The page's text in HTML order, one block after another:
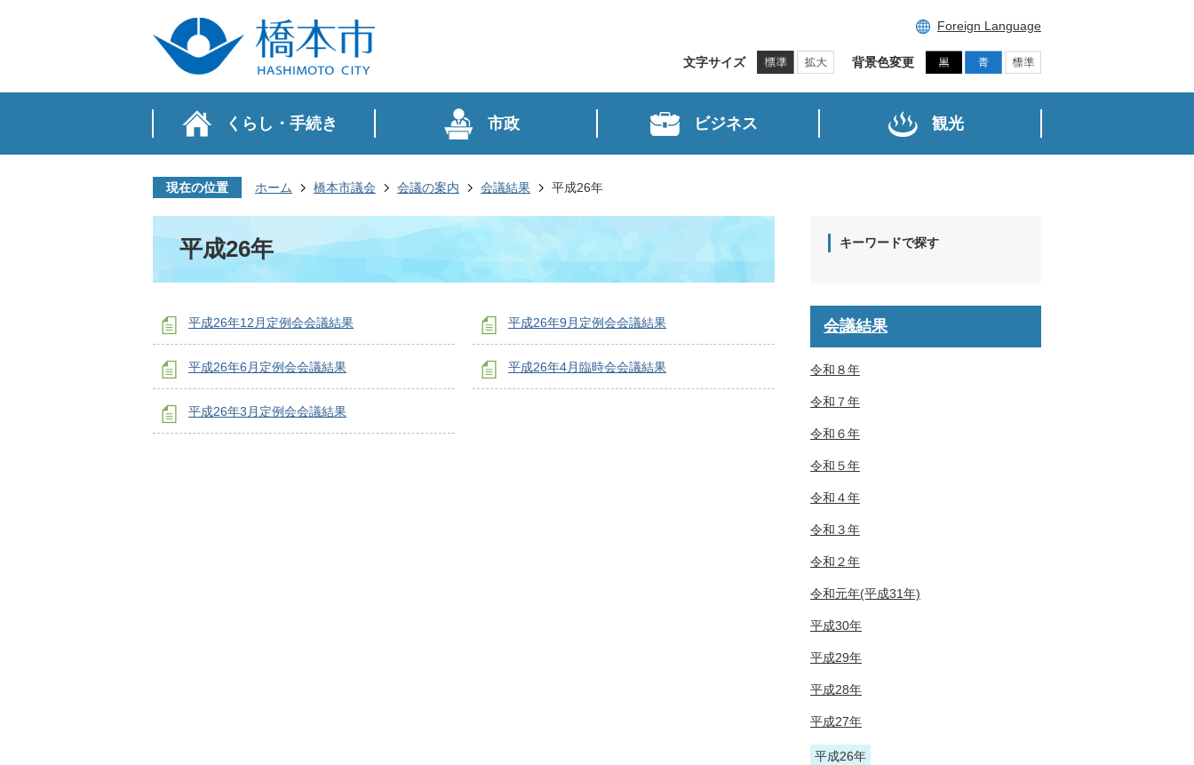
Foreign Language
文字サイズ 背景色変更
くらし・手続き 市政 ビジネス 観光
現在の位置 ホーム 橋本市議会 会議の案内 会議結果 平成26年
平成26年
平成26年12月定例会会議結果 平成26年9月定例会会議結果
平成26年6月定例会会議結果 平成26年4月臨時会会議結果
平成26年3月定例会会議結果
キーワードで探す
会議結果
令和８年
令和７年
令和６年
令和５年
令和４年
令和３年
令和２年
令和元年(平成31年)
平成30年
平成29年
平成28年
平成27年
平成26年